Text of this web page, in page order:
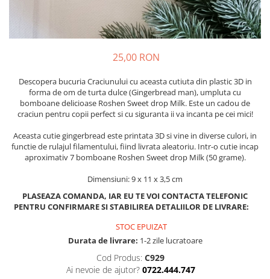
25,00 RON
Descopera bucuria Craciunului cu aceasta cutiuta din plastic 3D in
forma de om de turta dulce (Gingerbread man), umpluta cu
bomboane delicioase Roshen Sweet drop Milk. Este un cadou de
craciun pentru copii perfect si cu siguranta ii va incanta pe cei mici!
Aceasta cutie gingerbread este printata 3D si vine in diverse culori, in
functie de rulajul filamentului, fiind livrata aleatoriu. Intr-o cutie incap
aproximativ 7 bomboane Roshen Sweet drop Milk (50 grame).
Dimensiuni: 9 x 11 x 3,5 cm
PLASEAZA COMANDA, IAR EU TE VOI CONTACTA TELEFONIC
PENTRU CONFIRMARE SI STABILIREA DETALIILOR DE LIVRARE:
STOC EPUIZAT
Durata de livrare: 1-2 zile lucratoare
Cod Produs: C929
Ai nevoie de ajutor? 0722.444.747